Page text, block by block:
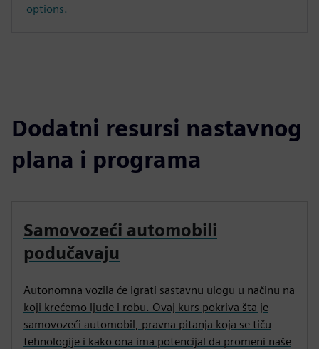
options.
Dodatni resursi nastavnog
plana i programa
Samovozeći automobili
podučavaju
Autonomna vozila će igrati sastavnu ulogu u načinu na
koji krećemo ljude i robu. Ovaj kurs pokriva šta je
samovozeći automobil, pravna pitanja koja se tiču
tehnologije i kako ona ima potencijal da promeni naše